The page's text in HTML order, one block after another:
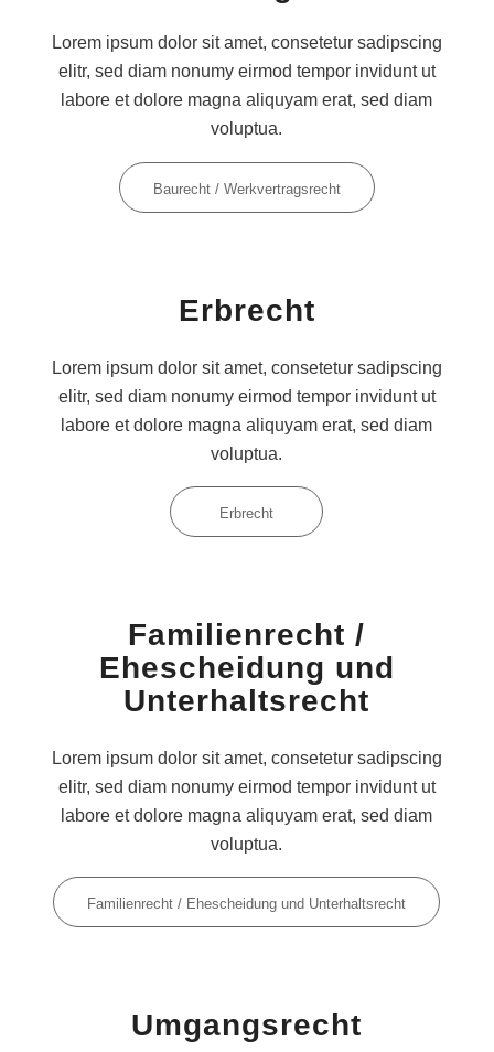
Lorem ipsum dolor sit amet, consetetur sadipscing
elitr, sed diam nonumy eirmod tempor invidunt ut
labore et dolore magna aliquyam erat, sed diam
voluptua.
Baurecht / Werkvertragsrecht
Erbrecht
Lorem ipsum dolor sit amet, consetetur sadipscing
elitr, sed diam nonumy eirmod tempor invidunt ut
labore et dolore magna aliquyam erat, sed diam
voluptua.
Erbrecht
Familienrecht /
Ehescheidung und
Unterhaltsrecht
Lorem ipsum dolor sit amet, consetetur sadipscing
elitr, sed diam nonumy eirmod tempor invidunt ut
labore et dolore magna aliquyam erat, sed diam
voluptua.
Familienrecht / Ehescheidung und Unterhaltsrecht
Umgangsrecht